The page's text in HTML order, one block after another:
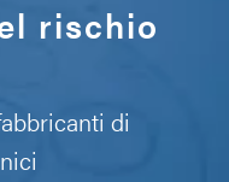
rischio
di